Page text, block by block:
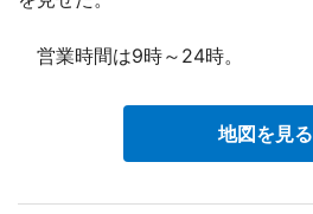
営業時間は9時～24時。
地図を見る